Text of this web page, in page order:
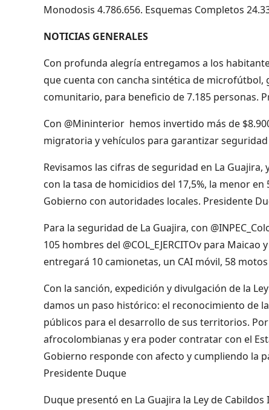
Monodosis 4.786.656. Esquemas Completos
NOTICIAS GENERALES
Con profunda alegría entregamos a los
que cuenta con cancha sintética de
comunitario, para beneficio de 7.185 personas.
Con @Mininterior hemos invertido más de
migratoria y vehículos para garantizar
Revisamos las cifras de seguridad en La
con la tasa de homicidios del 17,5%, la menor
Gobierno con autoridades locales. Presidente
Para la seguridad de La Guajira, con
105 hombres del @COL_EJERCITOv para
entregará 10 camionetas, un CAI móvil, 58
Con la sanción, expedición y divulgación de la
damos un paso histórico: el reconocimiento de
públicos para el desarrollo de sus territorios.
afrocolombianas y era poder contratar con el
Gobierno responde con afecto y cumpliendo la
Presidente Duque
Duque presentó en La Guajira la Ley de Cabildos